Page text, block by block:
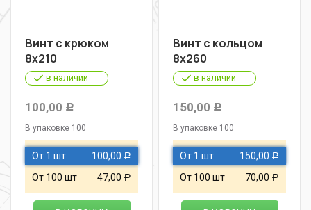
Винт с крюком
8х210
в наличии
100,00 Р
В упаковке 100
От 1 шт 100,00 Р
От 100 шт 47,00 Р
Винт с кольцом
8х260
в наличии
150,00 Р
В упаковке 100
От 1 шт 150,00 Р
От 100 шт 70,00 Р